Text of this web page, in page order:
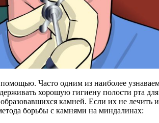
Часто одним из наиболее
хорошую гигиену полости рта
камней. Если их не лечить
борьбы с камнями на миндалинах: